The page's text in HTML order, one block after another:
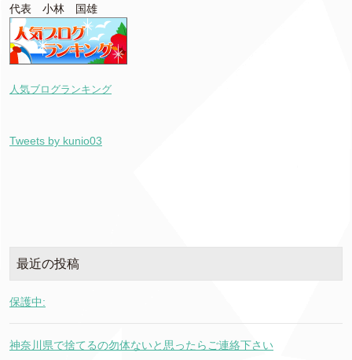
代表 小林 国雄
人気ブログランキング
Tweets by kunio03
最近の投稿
保護中:
神奈川県で捨てるの勿体ないと思ったらご連絡下さい